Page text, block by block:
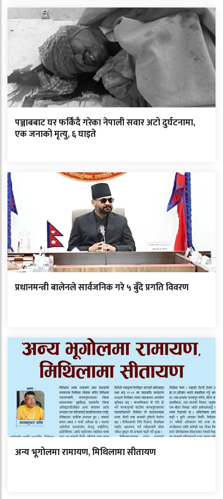
पञ्जाबबाट घर फर्किंदै गरेका नेपाली सवार अटो दुर्घटनामा,
एक जनाको मृत्यु, ६ घाइते
प्रधानमन्त्री बालेनले सार्वजनिक गरे ५ बुँदे प्रगति विवरण
अन्य भूगोलमा रामायण, मिथिलामा सीतायण